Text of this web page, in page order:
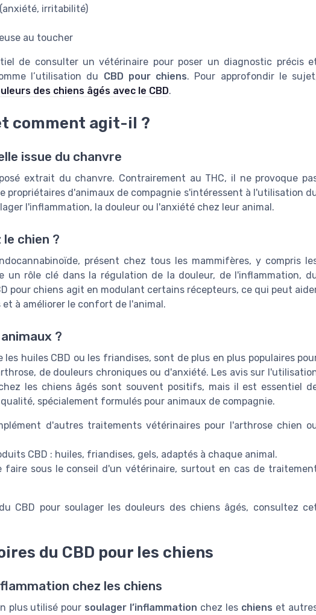
irritabilité)
au toucher
de consulter un vétérinaire pour poser un diagnostic précis
l’utilisation du CBD pour chiens. Pour approfondir le
des chiens âgés avec le CBD.
comment agit-il ?
issue du chanvre
extrait du chanvre. Contrairement au THC, il ne provoque
propriétaires d'animaux de compagnie s'intéressent à l'utilisation
l'inflammation, la douleur ou l'anxiété chez leur animal.
chien ?
présent chez tous les mammifères, y compris
un rôle clé dans la régulation de la douleur, de l'inflammation,
pour chiens agit en modulant certains récepteurs, ce qui peut
à améliorer le confort de l'animal.
?
les huiles CBD ou les friandises, sont de plus en plus populaires
de douleurs chroniques ou d'anxiété. Les avis sur
les chiens âgés sont souvent positifs, mais il est essentiel
spécialement formulés pour animaux de compagnie.
d'autres traitements vétérinaires pour l'arthrose chien
CBD : huiles, friandises, gels, adaptés à chaque animal.
faire sous le conseil d'un vétérinaire, surtout en cas de
CBD pour soulager les douleurs des chiens âgés, consultez
du CBD pour les chiens
chez les chiens
plus utilisé pour soulager l’inflammation chez les chiens et